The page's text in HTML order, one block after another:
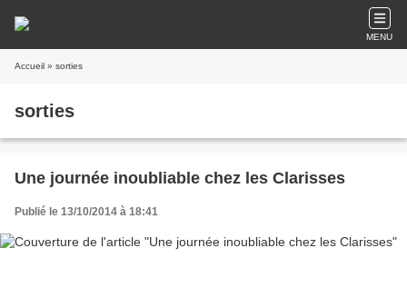
MENU
Accueil » sorties
sorties
Une journée inoubliable chez les Clarisses
Publié le 13/10/2014 à 18:41